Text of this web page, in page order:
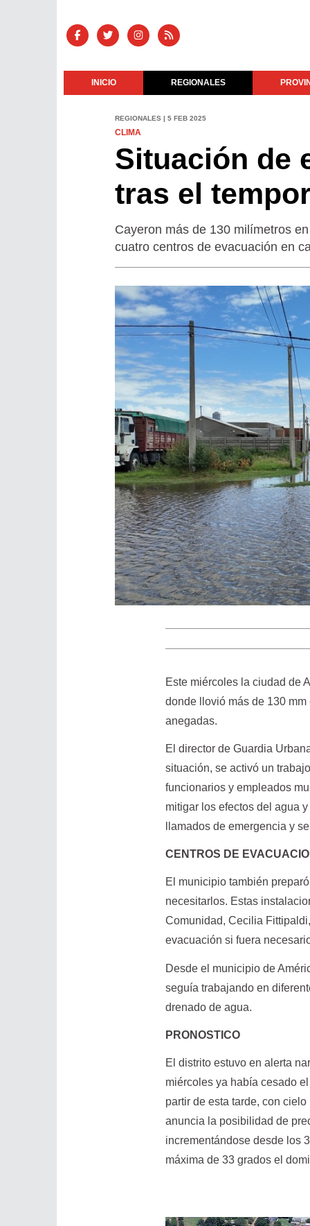
INICIO REGIONALES
REGIONALES | 5 FEB 2025
CLIMA
Situación de
tras el
Cayeron más de 130 milímetros
cuatro centros de evacuación en
Este miércoles la ciudad de
donde llovió más de 130
anegadas.
El director de Guardia
situación, se activó un
funcionarios y empleados
mitigar los efectos del agua
llamados de emergencia y
CENTROS DE
El municipio también
necesitarlos. Estas
Comunidad, Cecilia
evacuación si fuera
Desde el municipio de
seguía trabajando en
drenado de agua.
PRONOSTICO
El distrito estuvo en alerta
miércoles ya había cesado
partir de esta tarde, con
anuncia la posibilidad de
incrementándose desde los
máxima de 33 grados el